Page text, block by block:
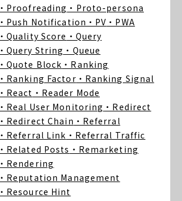
・Proofreading ・Proto-persona
・Push Notification ・PV ・PWA
・Quality Score ・Query
・Query String ・Queue
・Quote Block ・Ranking
・Ranking Factor ・Ranking Signal
・React ・Reader Mode
・Real User Monitoring ・Redirect
・Redirect Chain ・Referral
・Referral Link ・Referral Traffic
・Related Posts ・Remarketing
・Rendering
・Reputation Management
・Resource Hint